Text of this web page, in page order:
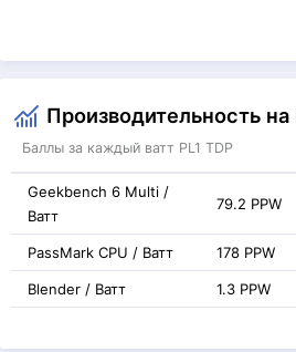
Производительность на
Баллы за каждый ватт PL1 TDP
Geekbench 6 Multi /
Ватт
79.2 PPW
PassMark CPU / Ватт 178 PPW
Blender / Ватт 1.3 PPW